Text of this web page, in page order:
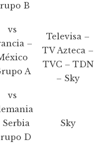
B
vs
–
A
Televisa –
TV Azteca –
TVC – TDN
– Sky
vs
Serbia
D
Sky